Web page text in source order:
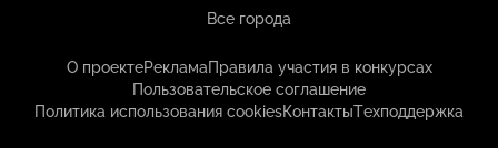
Все города
О проектеРекламаПравила участия в конкурсах
Пользовательское соглашение
Политика использования cookiesКонтактыТехподдержка